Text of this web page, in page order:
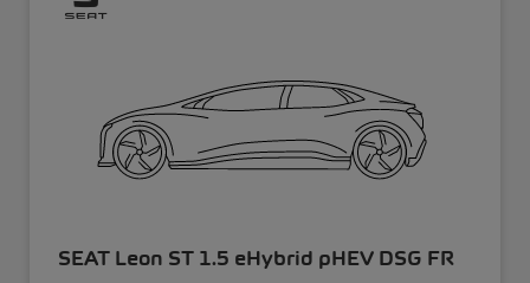
SEAT Leon ST 1.5 eHybrid pHEV DSG FR